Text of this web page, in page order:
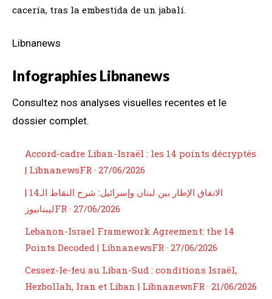
cacería, tras la embestida de un jabalí.
Libnanews
Infographies Libnanews
Consultez nos analyses visuelles recentes et le
dossier complet.
Accord-cadre Liban-Israël : les 14 points décryptés
| LibnanewsFR · 27/06/2026
الاتفاق الإطار بين لبنان وإسرائيل: شرح النقاط الـ14 |
ليبنانيوزFR · 27/06/2026
Lebanon-Israel Framework Agreement: the 14
Points Decoded | LibnanewsFR · 27/06/2026
Cessez-le-feu au Liban-Sud : conditions Israël,
Hezbollah, Iran et Liban | LibnanewsFR · 21/06/2026